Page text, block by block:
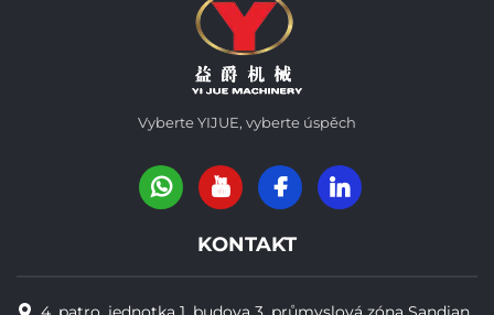
Vyberte YIJUE, vyberte úspěch
KONTAKT